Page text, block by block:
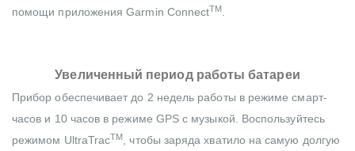
помощи приложения Garmin ConnectTM.
Увеличенный период работы батареи
Прибор обеспечивает до 2 недель работы в режиме смарт-
часов и 10 часов в режиме GPS с музыкой. Воспользуйтесь
режимом UltraTracTM, чтобы заряда хватило на самую долгую